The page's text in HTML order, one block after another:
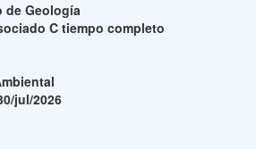
de Geología
C tiempo completo
jul/2026